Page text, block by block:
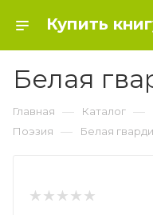
Белая
Главная — Каталог —
Поэзия — Белая